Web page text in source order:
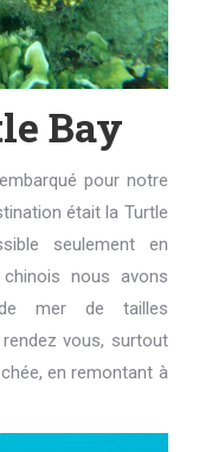
Bay
pour notre
était la Turtle
seulement en
nous avons
mer de tailles
vous, surtout
en remontant à